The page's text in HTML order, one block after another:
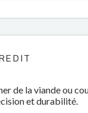
de la viande ou
et durabilité.